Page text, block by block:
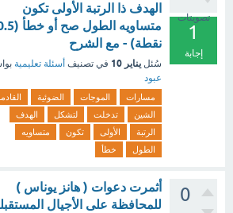
تصويتات
1
إجابة
الهدف ذا الرتبة الأولى تكون
متساويه الطول صح
نقطة) - مع الشرح
سُئل يناير 10 في تصنيف أسئلة تعليمية
عبود
مسارات الموجات الضوئية
الشين
تدخلت لتشكل
الهدف
الرتبة
الأولى تكون
متساويه
الطول
خطأ
0
أثمرت دعوات ( هانز یوناس )
للمحافظة على الأجيال